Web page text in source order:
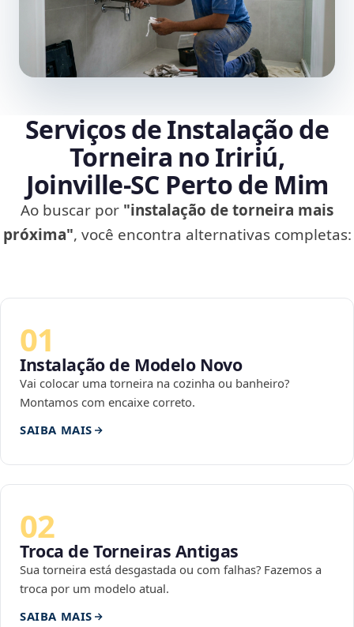
Serviços de Instalação de
Torneira no Iririú,
Joinville‑SC Perto de Mim
Ao buscar por "instalação de torneira mais
próxima", você encontra alternativas completas:
01
Instalação de Modelo Novo
Vai colocar uma torneira na cozinha ou banheiro?
Montamos com encaixe correto.
SAIBA MAIS
02
Troca de Torneiras Antigas
Sua torneira está desgastada ou com falhas? Fazemos a
troca por um modelo atual.
SAIBA MAIS